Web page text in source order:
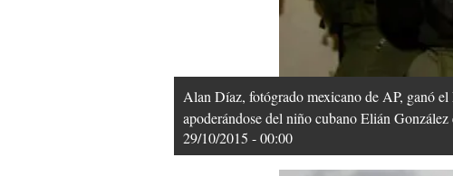
Alan Díaz, fotógrado mexicano de AP, ganó el
apoderándose del niño cubano Elián
29/10/2015 - 00:00